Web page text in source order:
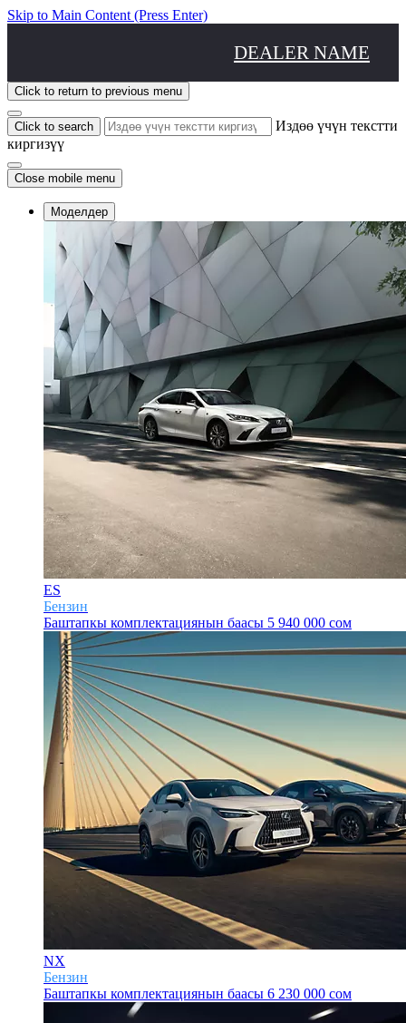
Skip to Main Content (Press Enter)
DEALER NAME
Click to return to previous menu
Click to search
Издөө үчүн текстти
киргизүү
Close mobile menu
Моделдер
ES
Бензин
Баштапкы комплектациянын баасы 5 940 000 сом
NX
Бензин
Баштапкы комплектациянын баасы 6 230 000 сом